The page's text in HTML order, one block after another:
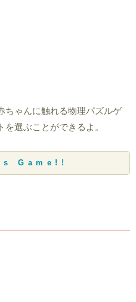
ちゃんに触れる物理パズルゲ
選ぶことができるよ。
Game!!